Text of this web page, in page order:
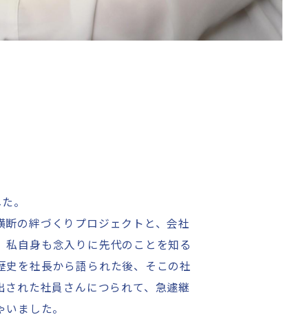
。
の絆づくりプロジェクトと、会社
自身も念入りに先代のことを知る
を社長から語られた後、そこの社
された社員さんにつられて、急遽継
ました。